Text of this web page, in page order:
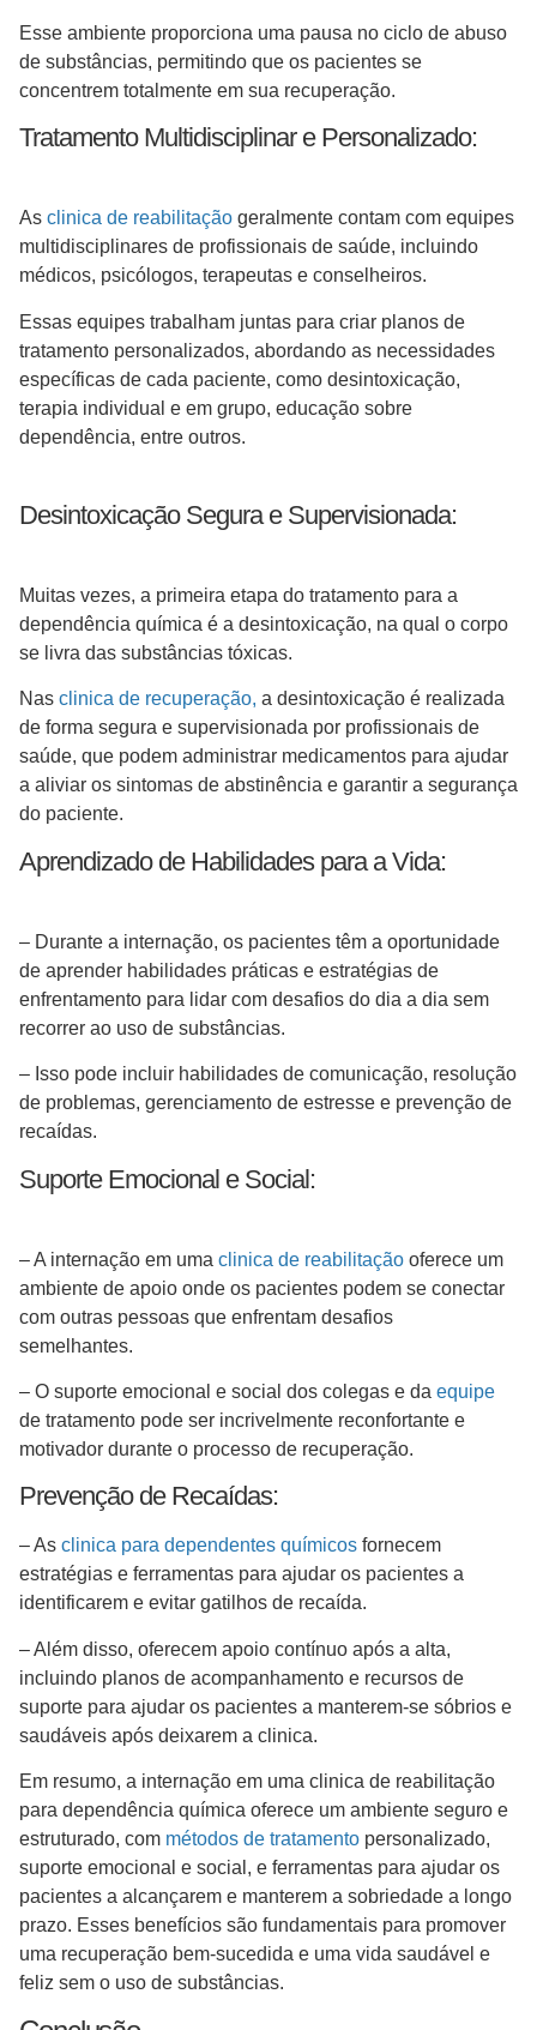
Esse ambiente proporciona uma pausa no ciclo de abuso
de substâncias, permitindo que os pacientes se
concentrem totalmente em sua recuperação.
Tratamento Multidisciplinar e Personalizado:
As clinica de reabilitação geralmente contam com equipes
multidisciplinares de profissionais de saúde, incluindo
médicos, psicólogos, terapeutas e conselheiros.
Essas equipes trabalham juntas para criar planos de
tratamento personalizados, abordando as necessidades
específicas de cada paciente, como desintoxicação,
terapia individual e em grupo, educação sobre
dependência, entre outros.
Desintoxicação Segura e Supervisionada:
Muitas vezes, a primeira etapa do tratamento para a
dependência química é a desintoxicação, na qual o corpo
se livra das substâncias tóxicas.
Nas clinica de recuperação, a desintoxicação é realizada
de forma segura e supervisionada por profissionais de
saúde, que podem administrar medicamentos para ajudar
a aliviar os sintomas de abstinência e garantir a segurança
do paciente.
Aprendizado de Habilidades para a Vida:
– Durante a internação, os pacientes têm a oportunidade
de aprender habilidades práticas e estratégias de
enfrentamento para lidar com desafios do dia a dia sem
recorrer ao uso de substâncias.
– Isso pode incluir habilidades de comunicação, resolução
de problemas, gerenciamento de estresse e prevenção de
recaídas.
Suporte Emocional e Social:
– A internação em uma clinica de reabilitação oferece um
ambiente de apoio onde os pacientes podem se conectar
com outras pessoas que enfrentam desafios
semelhantes.
– O suporte emocional e social dos colegas e da equipe
de tratamento pode ser incrivelmente reconfortante e
motivador durante o processo de recuperação.
Prevenção de Recaídas:
– As clinica para dependentes químicos fornecem
estratégias e ferramentas para ajudar os pacientes a
identificarem e evitar gatilhos de recaída.
– Além disso, oferecem apoio contínuo após a alta,
incluindo planos de acompanhamento e recursos de
suporte para ajudar os pacientes a manterem-se sóbrios e
saudáveis após deixarem a clinica.
Em resumo, a internação em uma clinica de reabilitação
para dependência química oferece um ambiente seguro e
estruturado, com métodos de tratamento personalizado,
suporte emocional e social, e ferramentas para ajudar os
pacientes a alcançarem e manterem a sobriedade a longo
prazo. Esses benefícios são fundamentais para promover
uma recuperação bem-sucedida e uma vida saudável e
feliz sem o uso de substâncias.